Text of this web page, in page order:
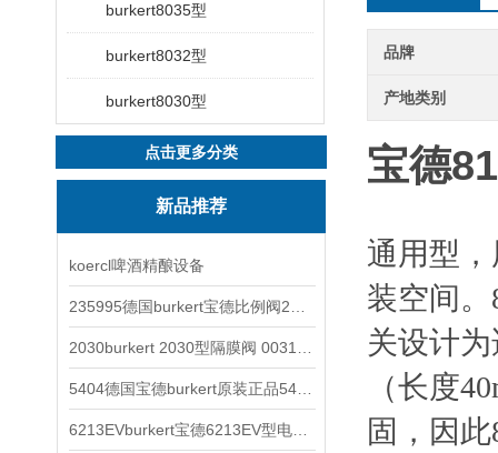
burkert8035型
burkert8032型
burkert8030型
点击更多分类
新品推荐
koercl啤酒精酿设备
品牌
产地类别
宝德
通用型
装空间
关设计
（长度
固，因